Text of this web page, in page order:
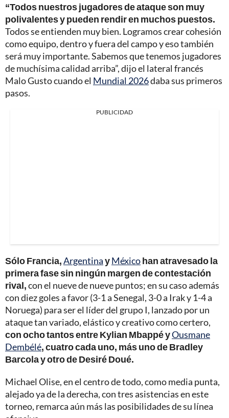
“Todos nuestros jugadores de ataque son muy
polivalentes y pueden rendir en muchos puestos.
Todos se entienden muy bien. Logramos crear cohesión
como equipo, dentro y fuera del campo y eso también
será muy importante. Sabemos que tenemos jugadores
de muchísima calidad arriba”, dijo el lateral francés
Malo Gusto cuando el Mundial 2026daba sus primeros
pasos.
PUBLICIDAD
Sólo Francia,ArgentinayMéxicohan atravesado la
primera fase sin ningún margen de contestación
rival,con el nueve de nueve puntos; en su caso además
con diez goles a favor (3-1 a Senegal, 3-0 a Irak y 1-4 a
Noruega) para ser el líder del grupo I, lanzado por un
ataque tan variado, elástico y creativo como certero,
con ocho tantos entre Kylian Mbappé yOusmane
Dembélé, cuatro cada uno, más uno de Bradley
Barcola y otro de Desiré Doué.
Michael Olise, en el centro de todo, como media punta,
alejado ya de la derecha, con tres asistencias en este
torneo, remarca aún más las posibilidades de su línea